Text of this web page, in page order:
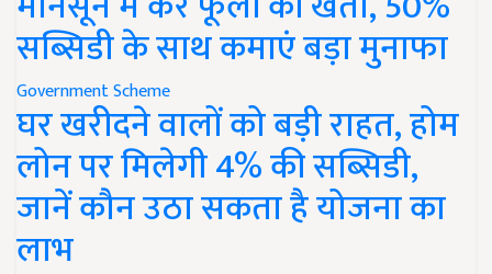
सब्सिडी के साथ कमाएं बड़ा मुनाफा
Government Scheme
घर खरीदने वालों को बड़ी राहत, होम
लोन पर मिलेगी 4% की सब्सिडी,
जानें कौन उठा सकता है योजना का
लाभ